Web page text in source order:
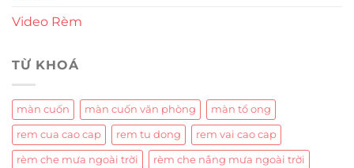
Video Rèm
TỪ KHOÁ
màn cuốn màn cuốn văn phòng màn tổ ong
rem cua cao cap rem tu dong rem vai cao cap
rèm che mưa ngoài trời rèm che nắng mưa ngoài trời